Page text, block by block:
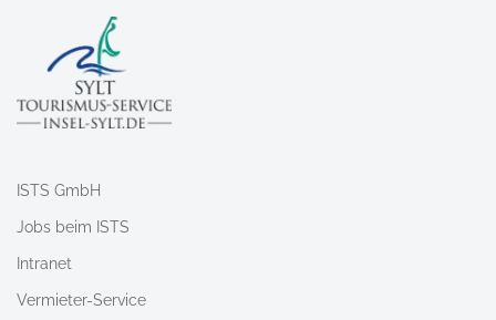
ISTS GmbH
Jobs beim ISTS
Intranet
Vermieter-Service